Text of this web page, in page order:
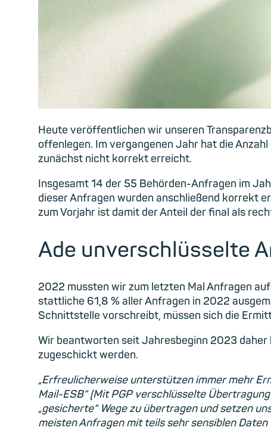
Heute veröffentlichen wir unseren
offenlegen. Im vergangenen Jahr hat die
zunächst nicht korrekt erreicht.
Insgesamt 14 der 55 Behörden-Anfragen im
dieser Anfragen wurden anschließend korrekt
zum Vorjahr ist damit der Anteil der final als
Ade unverschlüsselte
2022 mussten wir zum letzten Mal Anfragen
stattliche 61,8 % aller Anfragen in 2022
Schnittstelle vorschreibt, müssen sich die
Wir beantworten seit Jahresbeginn 2023 daher
zugeschickt werden.
„Erfreulicherweise unterstützen immer mehr
Mail-ESB“ (Mit PGP verschlüsselte
„gesicherte“ Wege zu übertragen und setzen
meisten Anfragen mit teils sehr sensiblen